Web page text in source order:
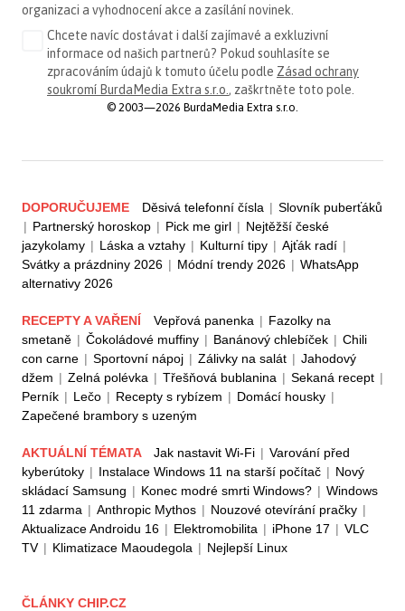
organizaci a vyhodnocení akce a zasílání novinek.
Chcete navíc dostávat i další zajímavé a exkluzivní
informace od našich partnerů? Pokud souhlasíte se
zpracováním údajů k tomuto účelu podle Zásad ochrany
soukromí BurdaMedia Extra s.r.o. , zaškrtněte toto pole.
© 2003—2026 BurdaMedia Extra s.r.o.
DOPORUČUJEME Děsivá telefonní čísla | Slovník puberťáků
| Partnerský horoskop | Pick me girl | Nejtěžší české
jazykolamy | Láska a vztahy | Kulturní tipy | Ajťák radí |
Svátky a prázdniny 2026 | Módní trendy 2026 | WhatsApp
alternativy 2026
RECEPTY A VAŘENÍ Vepřová panenka | Fazolky na
smetaně | Čokoládové muffiny | Banánový chlebíček | Chili
con carne | Sportovní nápoj | Zálivky na salát | Jahodový
džem | Zelná polévka | Třešňová bublanina | Sekaná recept |
Perník | Lečo | Recepty s rybízem | Domácí housky |
Zapečené brambory s uzeným
AKTUÁLNÍ TÉMATA Jak nastavit Wi-Fi | Varování před
kyberútoky | Instalace Windows 11 na starší počítač | Nový
skládací Samsung | Konec modré smrti Windows? | Windows
11 zdarma | Anthropic Mythos | Nouzové otevírání pračky |
Aktualizace Androidu 16 | Elektromobilita | iPhone 17 | VLC
TV | Klimatizace Maoudegola | Nejlepší Linux
ČLÁNKY CHIP.CZ